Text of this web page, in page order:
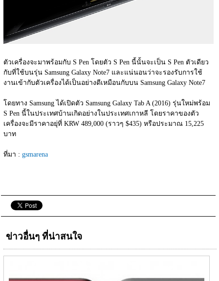
ตัวเครื่องจะมาพร้อมกับ S Pen โดยตัว S Pen นี้นั้นจะเป็น S Pen ตัวเดียว
กับที่ใช้บนรุ่น Samsung Galaxy Note7 และแน่นอนว่าจะรองรับการใช้
งานเข้ากับตัวเครื่องได้เป็นอย่างดีเหมือนกับบน Samsung Galaxy Note7
โดยทาง Samsung ได้เปิดตัว Samsung Galaxy Tab A (2016) รุ่นใหม่พร้อม
S Pen นี้ในประเทศบ้านเกิดอย่างในประเทศเกาหลี โดยราคาของตัว
เครื่องจะมีราคาอยุ่ที่ KRW 489,000 (ราวๆ $435) หรือประมาณ 15,225
บาท
ที่มา : gsmarena
ข่าวอื่นๆ ที่น่าสนใจ